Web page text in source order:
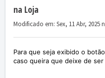
na Loja
Modificado em: Sex, 11 Abr, 2025
Para que seja exibido o
caso queira que deixe de ser